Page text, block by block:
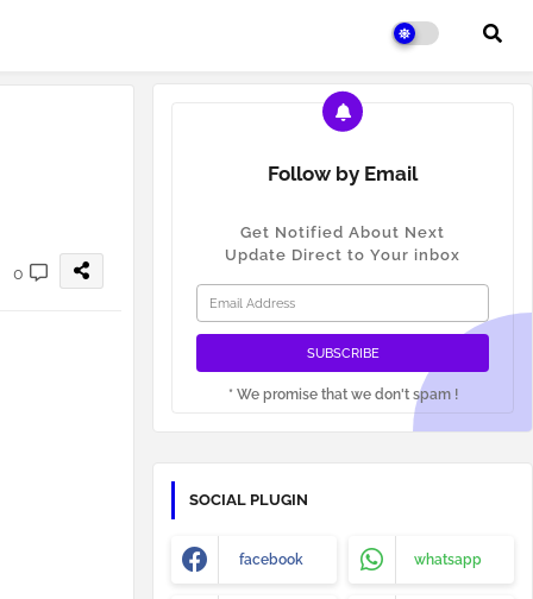
0
Follow by Email
Get Notified About Next
Update Direct to Your inbox
* We promise that we don't spam !
SOCIAL PLUGIN
facebook whatsapp